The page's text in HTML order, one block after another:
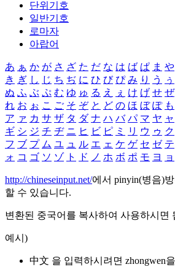
단위기호
일반기호
로마자
아랍어
あ ぁ か が さ ざ た だ な は ば ぱ ま や
き ぎ し じ ち ぢ に ひ び ぴ み り う ぅ
ぬ ふ ぶ ぷ む ゆ ゅ る え ぇ け げ せ ぜ
れ お ぉ こ ご そ ぞ と ど の ほ ぼ ぽ も
ア ァ カ サ ザ タ ダ ナ ハ バ パ マ ヤ ャ
ギ シ ジ チ ヂ ニ ヒ ビ ピ ミ リ ウ ゥ ク
フ ブ プ ム ユ ュ ル エ ェ ケ ゲ セ ゼ テ
ォ コ ゴ ソ ゾ ト ド ノ ホ ボ ポ モ ヨ ョ
http://chineseinput.net/에서 pinyin(병음)
할 수 있습니다.
변환된 중국어를 복사하여 사용하시면
예시)
中文 을 입력하시려면 zhongwen